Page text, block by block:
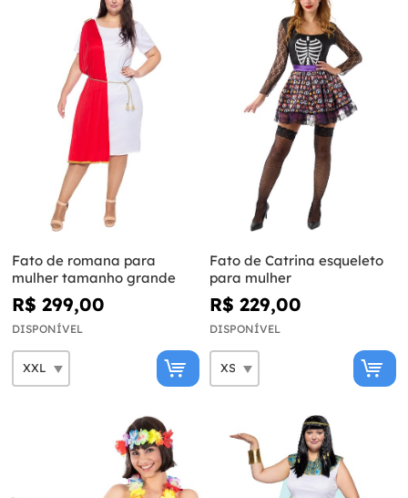
Fato de romana para
mulher tamanho grande
R$ 299,00
DISPONÍVEL
Fato de Catrina esqueleto
para mulher
R$ 229,00
DISPONÍVEL